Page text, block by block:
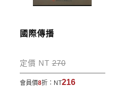
國際傳播
定價 NT270
會員價8折： NT216